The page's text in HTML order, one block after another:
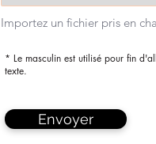
Importez un fichier pris en
* Le masculin est utilisé pour fin
texte.
Envoyer